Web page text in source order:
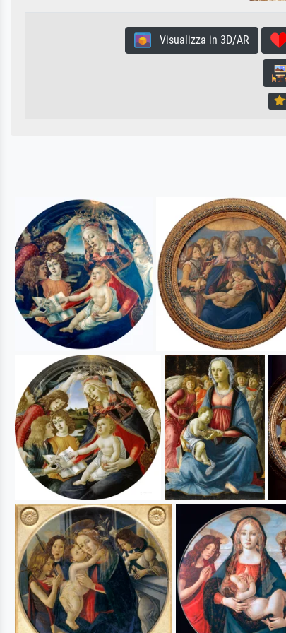
Visualizza in 3D/AR